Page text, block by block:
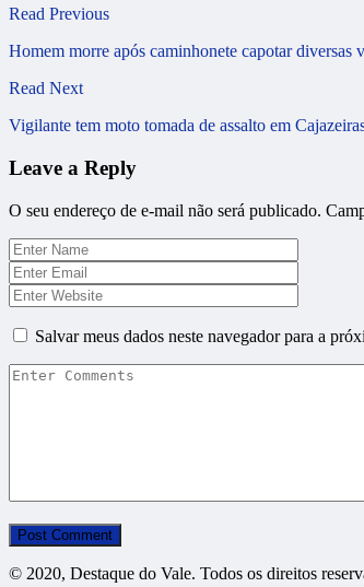
Read Previous
Homem morre após caminhonete capotar
Read Next
Vigilante tem moto tomada de assalto em
Leave a Reply
O seu endereço de e-mail não será publicado.
Salvar meus dados neste navegador para a
© 2020, Destaque do Vale. Todos os direitos